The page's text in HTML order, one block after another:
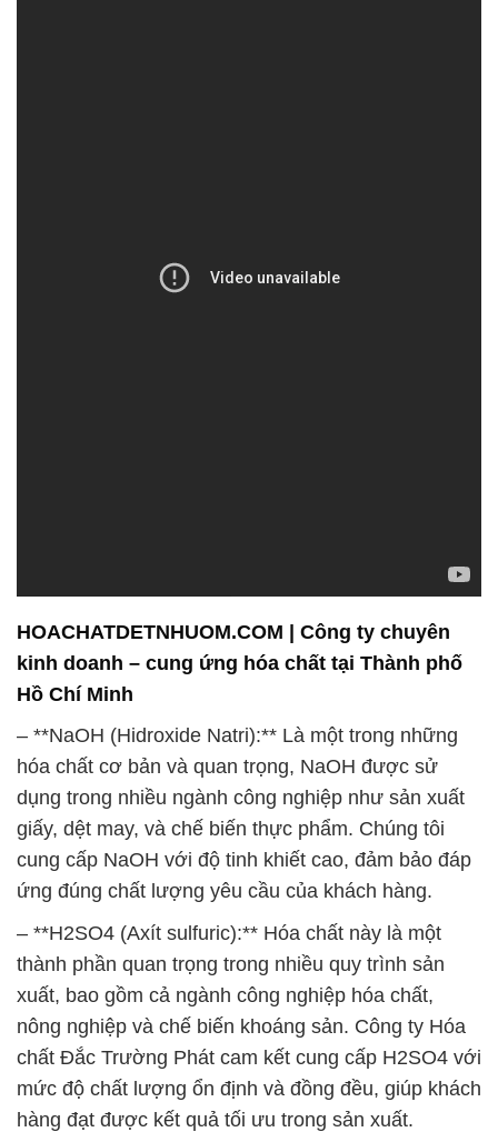
HOACHATDETNHUOM.COM | Công ty chuyên
kinh doanh – cung ứng hóa chất tại Thành phố
Hồ Chí Minh
– **NaOH (Hidroxide Natri):** Là một trong những
hóa chất cơ bản và quan trọng, NaOH được sử
dụng trong nhiều ngành công nghiệp như sản xuất
giấy, dệt may, và chế biến thực phẩm. Chúng tôi
cung cấp NaOH với độ tinh khiết cao, đảm bảo đáp
ứng đúng chất lượng yêu cầu của khách hàng.
– **H2SO4 (Axít sulfuric):** Hóa chất này là một
thành phần quan trọng trong nhiều quy trình sản
xuất, bao gồm cả ngành công nghiệp hóa chất,
nông nghiệp và chế biến khoáng sản. Công ty Hóa
chất Đắc Trường Phát cam kết cung cấp H2SO4 với
mức độ chất lượng ổn định và đồng đều, giúp khách
hàng đạt được kết quả tối ưu trong sản xuất.